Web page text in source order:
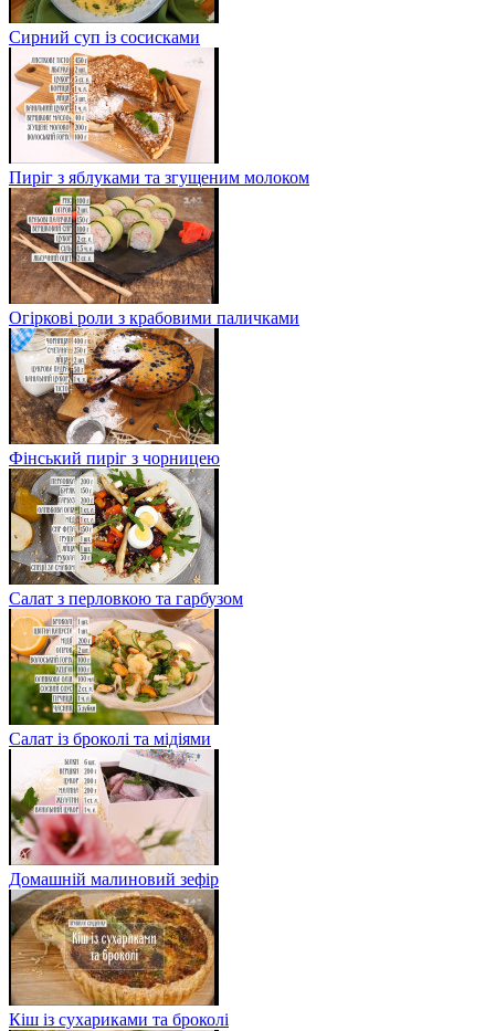
Сирний суп із сосисками
Пиріг з яблуками та згущеним молоком
Огіркові роли з крабовими паличками
Фінський пиріг з чорницею
Салат з перловкою та гарбузом
Салат із броколі та мідіями
Домашній малиновий зефір
Кіш із сухариками та броколі